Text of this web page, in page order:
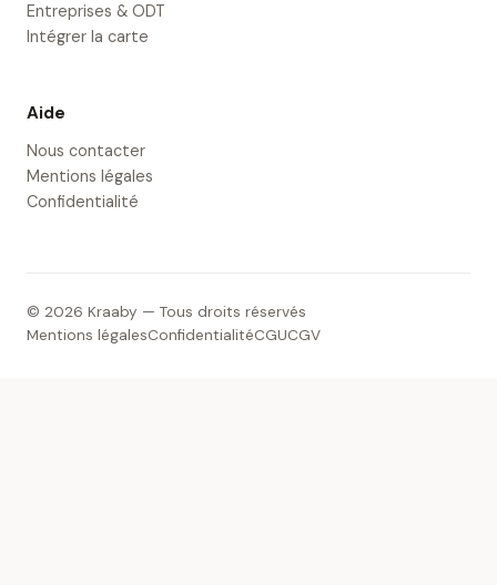
Entreprises & ODT
Intégrer la carte
Aide
Nous contacter
Mentions légales
Confidentialité
© 2026 Kraaby — Tous droits réservés
Mentions légalesConfidentialitéCGUCGV